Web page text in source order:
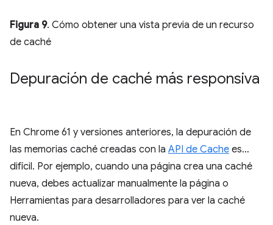
Figura 9. Cómo obtener una vista previa de un recurso
de caché
Depuración de caché más responsiva
En Chrome 61 y versiones anteriores, la depuración de
las memorias caché creadas con la API de Cache es…
difícil. Por ejemplo, cuando una página crea una caché
nueva, debes actualizar manualmente la página o
Herramientas para desarrolladores para ver la caché
nueva.